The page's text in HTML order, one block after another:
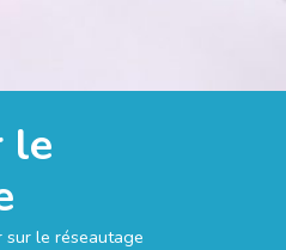
le
sur le réseautage